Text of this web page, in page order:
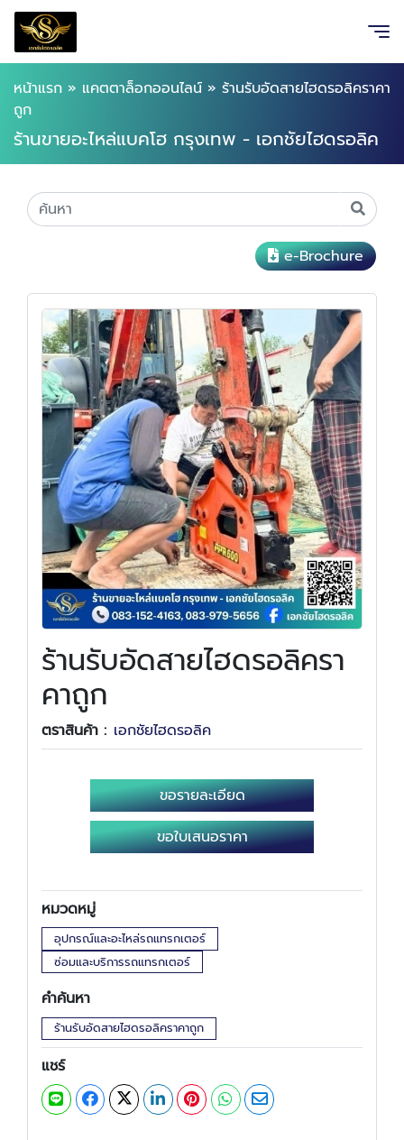
หน้าแรก » แคตตาล็อกออนไลน์ » ร้านรับอัดสายไฮดรอลิคราคา
ถูก
ร้านขายอะไหล่แบคโฮ กรุงเทพ - เอกชัยไฮดรอลิค
e-Brochure
ร้านรับอัดสายไฮดรอลิครา
คาถูก
ตราสินค้า : เอกชัยไฮดรอลิค
ขอรายละเอียด
ขอใบเสนอราคา
หมวดหมู่
อุปกรณ์และอะไหล่รถแทรกเตอร์
ซ่อมและบริการรถแทรกเตอร์
คำค้นหา
ร้านรับอัดสายไฮดรอลิคราคาถูก
แชร์